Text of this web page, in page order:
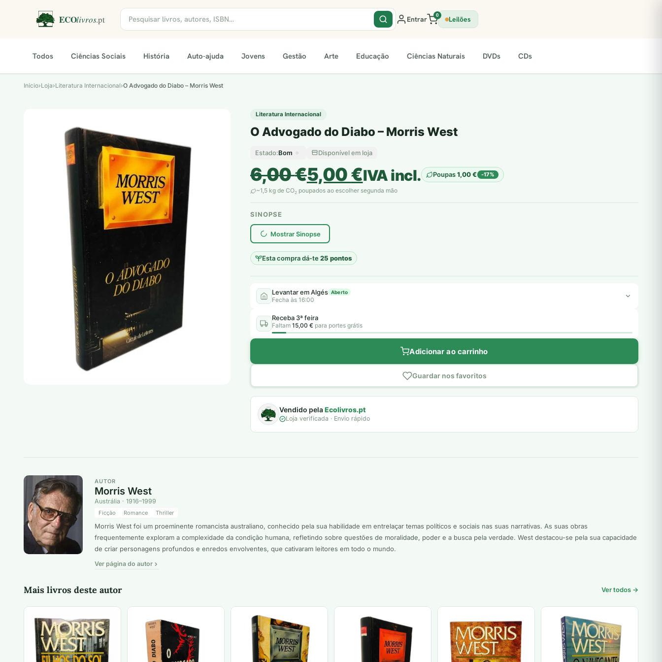
Entrar 0 Leilões
Todos Ciências Sociais História Auto-ajuda Jovens Gestão Arte Educação Ciências Naturais DVDs CDs
Início›Loja›Literatura Internacional›O Advogado do Diabo – Morris West
Literatura Internacional
O Advogado do Diabo – Morris West
Estado:Bom Disponível em loja
6,00€
O
preço
original
era:
6,00 €.
5,00€
O
preço
atual
é:
5,00 €.
IVA incl. Poupas1,00€ -17%
~1,5 kg de CO2 poupados ao escolher segunda mão
SINOPSE
Mostrar Sinopse
Esta compra dá-te25 pontos
plantar árvores reais
Levantar em Algés Aberto
Fecha às 16:00
Receba 3ª feira
Faltam 15,00 € para portes grátis
Adicionar ao carrinho
Guardar nos favoritos
Vendido pelaEcolivros.pt
Loja verificada · Envio rápido
AUTOR
Morris West
Austrália · 1916–1999
Ficção Romance Thriller
Morris West foi um proeminente romancista australiano, conhecido pela sua habilidade em entrelaçar temas políticos e sociais nas suas narrativas. As suas obras
frequentemente exploram a complexidade da condição humana, refletindo sobre questões de moralidade, poder e a busca pela verdade. West destacou-se pela sua capacidade
de criar personagens profundos e enredos envolventes, que cativaram leitores em todo o mundo.
Ver página do autor
Mais livros deste autor Ver todos →